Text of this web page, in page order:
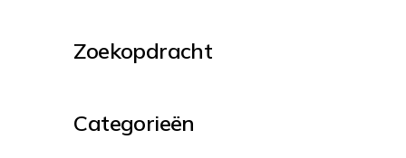
Zoekopdracht
Categorieën